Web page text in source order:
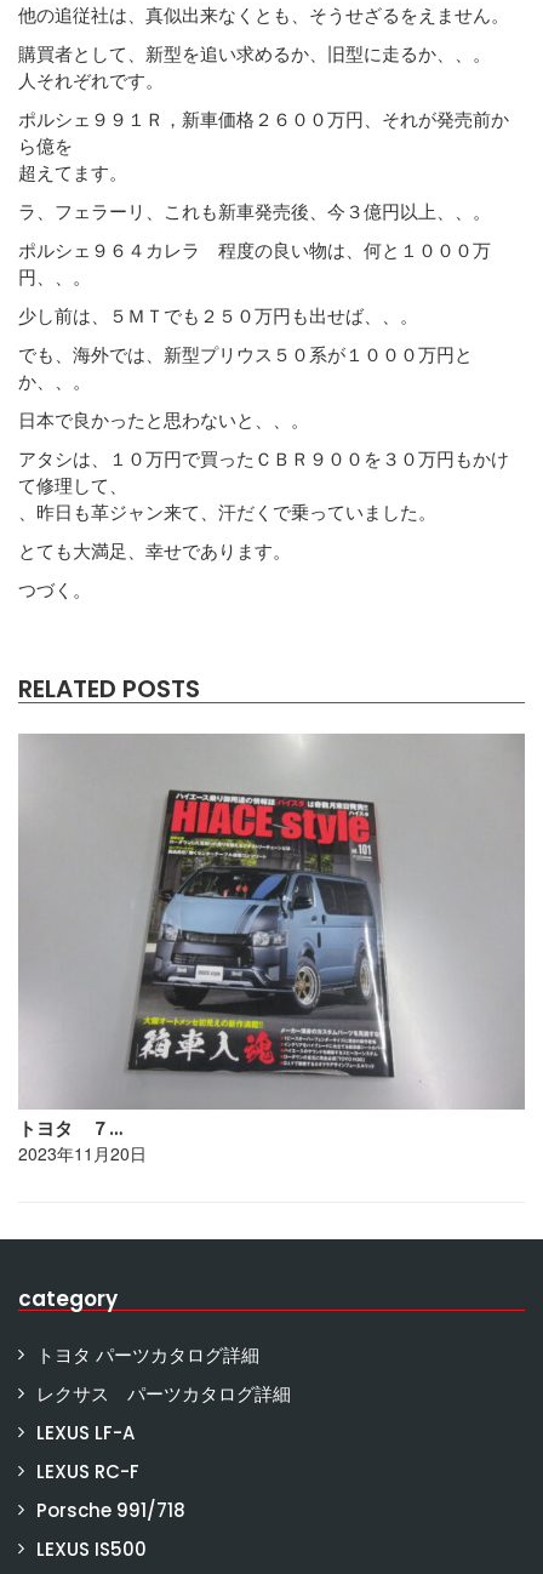
他の追従社は、真似出来なくとも、そうせざるをえません。
購買者として、新型を追い求めるか、旧型に走るか、、。
人それぞれです。
ポルシェ９９１Ｒ，新車価格２６００万円、それが発売前か
ら億を
超えてます。
ラ、フェラーリ、これも新車発売後、今３億円以上、、。
ポルシェ９６４カレラ 程度の良い物は、何と１０００万
円、、。
少し前は、５ＭＴでも２５０万円も出せば、、。
でも、海外では、新型プリウス５０系が１０００万円と
か、、。
日本で良かったと思わないと、、。
アタシは、１０万円で買ったＣＢＲ９００を３０万円もかけ
て修理して、
、昨日も革ジャン来て、汗だくで乗っていました。
とても大満足、幸せであります。
つづく。
RELATED POSTS
トヨタ ７…
2023年11月20日
category
トヨタ パーツカタログ詳細
レクサス パーツカタログ詳細
LEXUS LF-A
LEXUS RC-F
Porsche 991/718
LEXUS IS500